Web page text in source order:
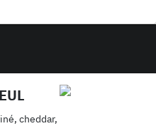
cheddar,